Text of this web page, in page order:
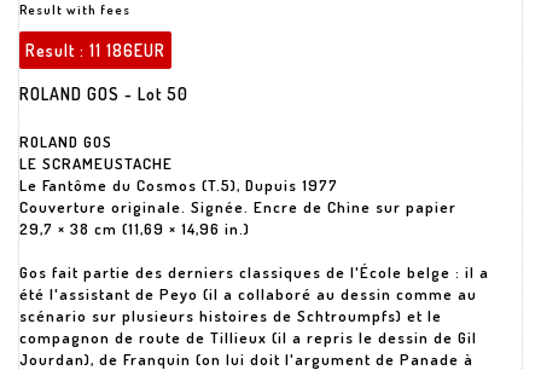
Result with fees
Result : 11 186EUR
ROLAND GOS - Lot 50
ROLAND GOS
LE SCRAMEUSTACHE
Le Fantôme du Cosmos (T.5), Dupuis 1977
Couverture originale. Signée. Encre de Chine sur papier
29,7 × 38 cm (11,69 × 14,96 in.)
Gos fait partie des derniers classiques de l'École belge : il a
été l'assistant de Peyo (il a collaboré au dessin comme au
scénario sur plusieurs histoires de Schtroumpfs) et le
compagnon de route de Tillieux (il a repris le dessin de Gil
Jourdan), de Franquin (on lui doit l'argument de Panade à